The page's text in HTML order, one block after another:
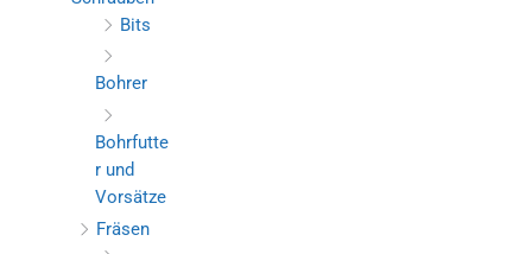
Bits
Bohrer
Bohrfutte
r und
Vorsätze
Fräsen